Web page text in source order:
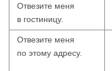
Отвезите меня
в гостиницу.
Отвезите меня
по этому адресу.